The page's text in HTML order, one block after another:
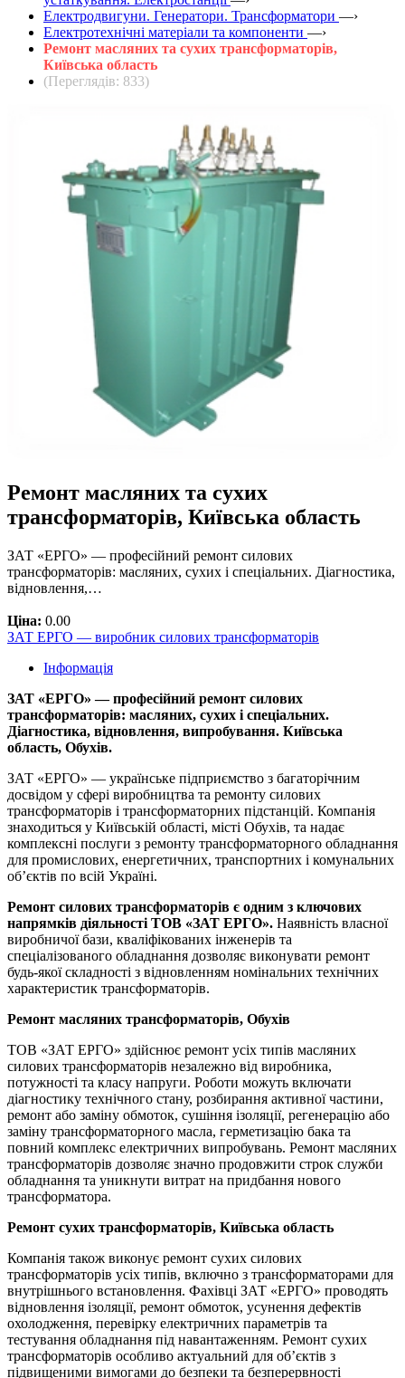
Електродвигуни. Генератори. Трансформатори —›
Електротехнічні матеріали та компоненти —›
Ремонт масляних та сухих трансформаторів,
Київська область
(Переглядів: 833)
Ремонт масляних та сухих
трансформаторів, Київська область
ЗАТ «ЕРГО» — професійний ремонт силових
трансформаторів: масляних, сухих і спеціальних. Діагностика,
відновлення,…
Ціна: 0.00
ЗАТ ЕРГО — виробник силових трансформаторів
Інформація
ЗАТ «ЕРГО» — професійний ремонт силових
трансформаторів: масляних, сухих і спеціальних.
Діагностика, відновлення, випробування. Київська
область, Обухів.
ЗАТ «ЕРГО» — українське підприємство з багаторічним
досвідом у сфері виробництва та ремонту силових
трансформаторів і трансформаторних підстанцій. Компанія
знаходиться у Київській області, місті Обухів, та надає
комплексні послуги з ремонту трансформаторного обладнання
для промислових, енергетичних, транспортних і комунальних
об’єктів по всій Україні.
Ремонт силових трансформаторів є одним з ключових
напрямків діяльності ТОВ «ЗАТ ЕРГО». Наявність власної
виробничої бази, кваліфікованих інженерів та
спеціалізованого обладнання дозволяє виконувати ремонт
будь-якої складності з відновленням номінальних технічних
характеристик трансформаторів.
Ремонт масляних трансформаторів, Обухів
ТОВ «ЗАТ ЕРГО» здійснює ремонт усіх типів масляних
силових трансформаторів незалежно від виробника,
потужності та класу напруги. Роботи можуть включати
діагностику технічного стану, розбирання активної частини,
ремонт або заміну обмоток, сушіння ізоляції, регенерацію або
заміну трансформаторного масла, герметизацію бака та
повний комплекс електричних випробувань. Ремонт масляних
трансформаторів дозволяє значно продовжити строк служби
обладнання та уникнути витрат на придбання нового
трансформатора.
Ремонт сухих трансформаторів, Київська область
Компанія також виконує ремонт сухих силових
трансформаторів усіх типів, включно з трансформаторами для
внутрішнього встановлення. Фахівці ЗАТ «ЕРГО» проводять
відновлення ізоляції, ремонт обмоток, усунення дефектів
охолодження, перевірку електричних параметрів та
тестування обладнання під навантаженням. Ремонт сухих
трансформаторів особливо актуальний для об’єктів з
підвищеними вимогами до безпеки та безперервності